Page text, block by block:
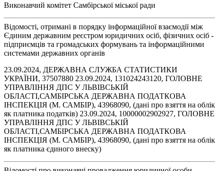
Виконавчий комітет Самбірської міської ради
Відомості, отримані в порядку інформаційної взаємодії між
Єдиним державним реєстром юридичних осіб, фізичних осіб -
підприємців та громадських формувань та інформаційними
системами державних органів
23.09.2024, ДЕРЖАВНА СЛУЖБА СТАТИСТИКИ
УКРАЇНИ, 37507880 23.09.2024, 131024243120, ГОЛОВНЕ
УПРАВЛІННЯ ДПС У ЛЬВІВСЬКІЙ
ОБЛАСТІ,САМБІРСЬКА ДЕРЖАВНА ПОДАТКОВА
ІНСПЕКЦІЯ (М. САМБІР), 43968090, (дані про взяття на облік
як платника податків) 23.09.2024, 10000002902927, ГОЛОВНЕ
УПРАВЛІННЯ ДПС У ЛЬВІВСЬКІЙ
ОБЛАСТІ,САМБІРСЬКА ДЕРЖАВНА ПОДАТКОВА
ІНСПЕКЦІЯ (М. САМБІР), 43968090, (дані про взяття на облік
як платника єдиного внеску)